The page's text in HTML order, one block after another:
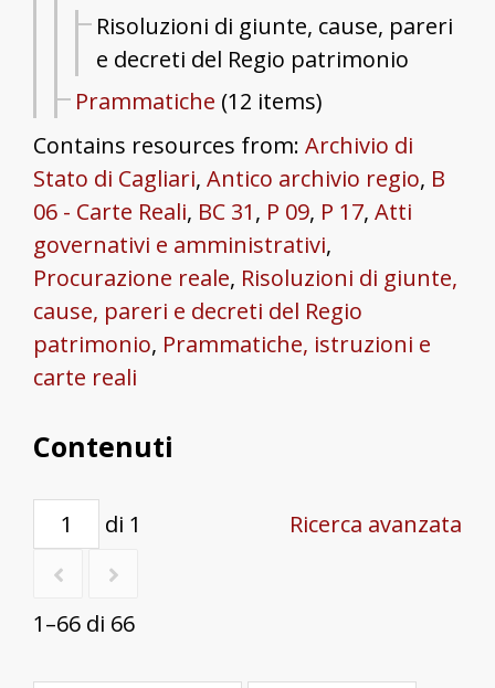
Risoluzioni di giunte, cause, pareri
e decreti del Regio patrimonio
Prammatiche (12 items)
Contains resources from: Archivio di
Stato di Cagliari, Antico archivio regio, B
06 - Carte Reali, BC 31, P 09, P 17, Atti
governativi e amministrativi,
Procurazione reale, Risoluzioni di giunte,
cause, pareri e decreti del Regio
patrimonio, Prammatiche, istruzioni e
carte reali
Contenuti
di 1
1–66 di 66
Ricerca avanzata